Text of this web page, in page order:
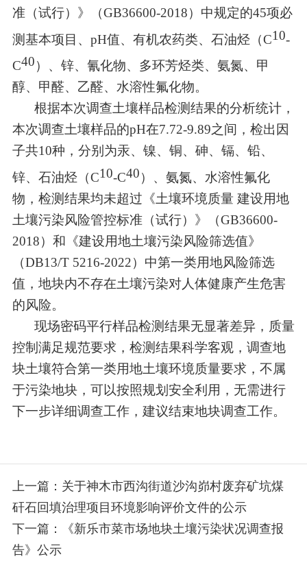
准（试行）》（GB36600-2018）中规定的45项必
测基本项目、 pH值、 有机农药类、石油烃（C10-
C40）、 锌、氰化物、多环芳烃类、 氨氮、甲
醇、甲醛、乙醛、水溶性氟化物。
根据本次调查土壤样品检测结果的分析统计，
本次调查土壤样品的pH在7.72-9.89之间，检出因
子共10种，分别为汞、镍、铜、砷、镉、铅、
锌、石油烃（C10-C40）、 氨氮、水溶性氟化
物，检测结果均未超过《土壤环境质量 建设用地
土壤污染风险管控标准（试行）》（GB36600-
2018）和《建设用地土壤污染风险筛选值》
（DB13/T 5216-2022）中第一类用地风险筛选
值，地块内不存在土壤污染对人体健康产生危害
的风险。
现场密码平行样品检测结果无显著差异，质量
控制满足规范要求，检测结果科学客观，调查地
块土壤符合第一类用地土壤环境质量要求，不属
于污染地块，可以按照规划安全利用，无需进行
下一步详细调查工作，建议结束地块调查工作。
上一篇：关于神木市西沟街道沙沟峁村废弃矿坑煤
矸石回填治理项目环境影响评价文件的公示
下一篇：《新乐市菜市场地块土壤污染状况调查报
告》公示